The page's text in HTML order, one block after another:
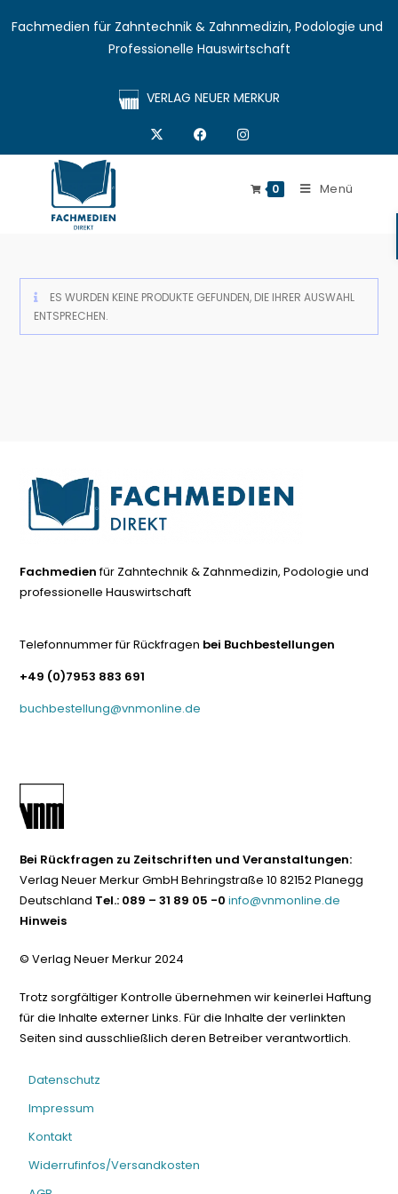
Fachmedien für Zahntechnik & Zahnmedizin, Podologie und
Professionelle Hauswirtschaft
VERLAG NEUER MERKUR
0 Menü
ES WURDEN KEINE PRODUKTE GEFUNDEN, DIE IHRER AUSWAHL
ENTSPRECHEN.
Fachmedienfür Zahntechnik & Zahnmedizin, Podologie und
professionelle Hauswirtschaft
Telefonnummer für Rückfragen bei Buchbestellungen
+49 (0)7953 883 691
buchbestellung@vnmonline.de
Bei Rückfragen zu Zeitschriften und Veranstaltungen:
Verlag Neuer Merkur GmbH Behringstraße 10 82152 Planegg
Deutschland Tel.: 089 – 31 89 05 -0 info@vnmonline.de
Hinweis
© Verlag Neuer Merkur 2024
Trotz sorgfältiger Kontrolle übernehmen wir keinerlei Haftung
für die Inhalte externer Links. Für die Inhalte der verlinkten
Seiten sind ausschließlich deren Betreiber verantwortlich.
Datenschutz
Impressum
Kontakt
Widerrufinfos/Versandkosten